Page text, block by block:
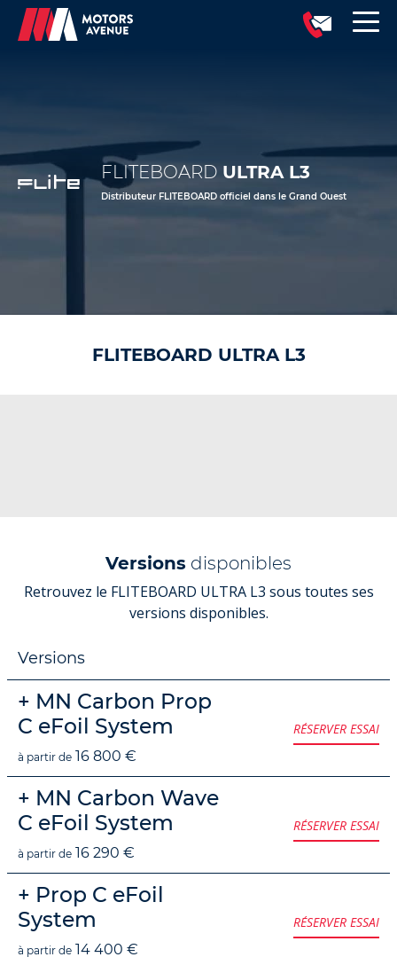
FLITEBOARD ULTRA L3
Distributeur FLITEBOARD officiel dans le Grand Ouest
FLITEBOARD ULTRA L3
Versions disponibles
Retrouvez le FLITEBOARD ULTRA L3 sous toutes ses
versions disponibles.
Versions
+ MN Carbon Prop
C eFoil System
à partir de 16 800 €
RÉSERVER ESSAI
+ MN Carbon Wave
C eFoil System
à partir de 16 290 €
RÉSERVER ESSAI
+ Prop C eFoil
System
à partir de 14 400 €
RÉSERVER ESSAI